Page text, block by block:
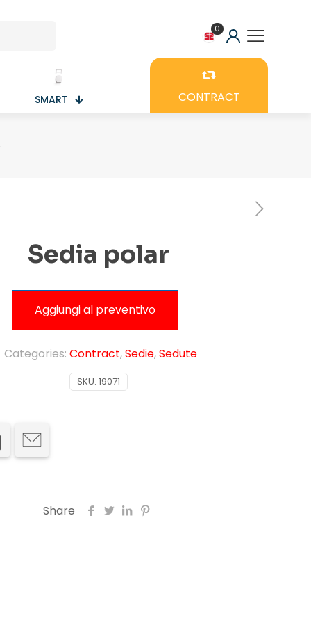
0
SMART CONTRACT
Sedia polar
Aggiungi al preventivo
SKU: 19071
Categories: Contract,Sedie,Sedute
Share